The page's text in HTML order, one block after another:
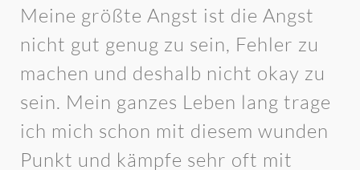
Meine größte Angst ist die Angst
nicht gut genug zu sein, Fehler zu
machen und deshalb nicht okay zu
sein. Mein ganzes Leben lang trage
ich mich schon mit diesem wunden
Punkt und kämpfe sehr oft mit